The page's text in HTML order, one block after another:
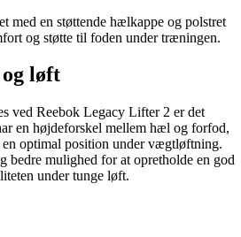
med en støttende hælkappe og polstret
og støtte til foden under træningen.
løft
ved Reebok Legacy Lifter 2 er det
en højdeforskel mellem hæl og forfod,
optimal position under vægtløftning.
bedre mulighed for at opretholde en god
under tunge løft.